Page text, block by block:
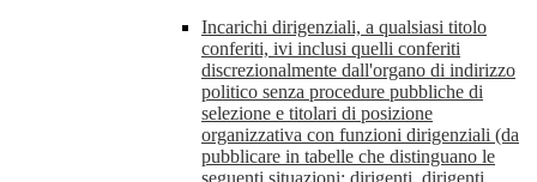
Incarichi dirigenziali, a qualsiasi titolo
conferiti, ivi inclusi quelli conferiti
discrezionalmente dall'organo di indirizzo
politico senza procedure pubbliche di
selezione e titolari di posizione
organizzativa con funzioni dirigenziali (da
pubblicare in tabelle che distinguano le